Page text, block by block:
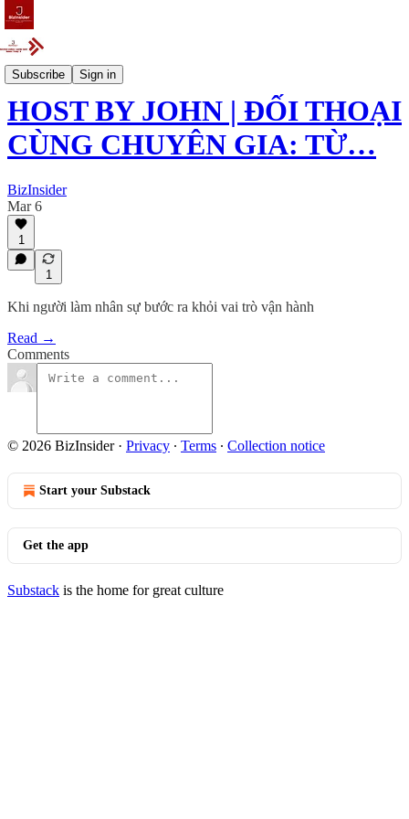
Subscribe Sign in
Event
HOST BY JOHN | ĐỐI THOẠI
CÙNG CHUYÊN GIA: TỪ…
BizInsider
Mar 6
1
1
Khi người làm nhân sự bước ra khỏi vai trò vận hành
Read →
Comments
© 2026 BizInsider· Privacy ∙ Terms ∙ Collection notice
Start your Substack
Get the app
Substack is the home for great culture